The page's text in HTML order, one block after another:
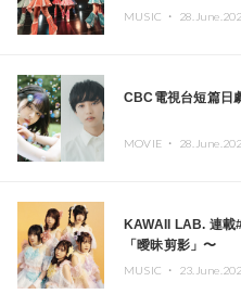
MUSIC ・
CBC電視台短篇日
MOVIE ・
KAWAII LAB. 連載
「曖昧剪影」〜
MUSIC ・